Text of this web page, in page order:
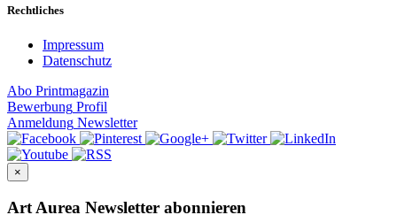
Rechtliches
Impressum
Datenschutz
Abo Printmagazin
Bewerbung Profil
Anmeldung Newsletter
×
Art Aurea Newsletter abonnieren